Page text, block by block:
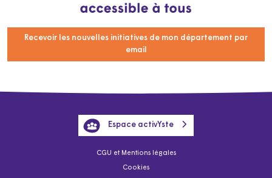
Recevoir les nouvelles initiatives de mon département par
email
CGU et Mentions légales
Cookies
Espace activYste